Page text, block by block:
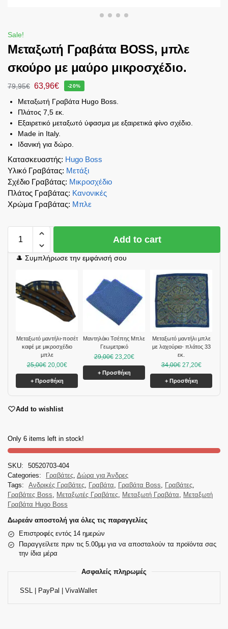
Sale!
Μεταξωτή Γραβάτα BOSS, μπλε
σκούρο με μαύρο μικροσχέδιο.
79,95€ 63,96€ -20%
Μεταξωτή Γραβάτα Hugo Boss.
Πλάτος 7,5 εκ.
Εξαιρετικό μεταξωτό ύφασμα με εξαιρετικά φίνο σχέδιο.
Made in Italy.
Ιδανική για δώρο.
Κατασκευαστής: Hugo Boss
Υλικό Γραβάτας: Μετάξι
Σχέδιο Γραβάτας: Μικροσχέδιο
Πλάτος Γραβάτας: Κανονικές
Χρώμα Γραβάτας: Μπλε
Add to cart
🎩 Συμπλήρωσε την εμφάνισή σου
Μεταξωτό μαντήλι-ποσέτ
καφέ με μικροσχέδιο
μπλε
25,00€ 20,00€
+ Προσθήκη
Μαντηλάκι Τσέπης Μπλε
Γεωμετρικό
29,00€ 23,20€
+ Προσθήκη
Mεταξωτό μαντήλι μπλε
με λαχούρια- πλάτος 33
εκ.
34,00€ 27,20€
+ Προσθήκη
Add to wishlist
Only 6 items left in stock!
SKU:
50520703-404
Categories:
Γραβάτες, Δώρα για Άνδρες
Tags:
Ανδρικές Γραβάτες, Γραβάτα, Γραβάτα Boss, Γραβάτες,
Γραβάτες Boss, Μεταξωτές Γραβάτες, Μεταξωτή Γραβάτα, Μεταξωτή
Γραβάτα Hugo Boss
Δωρεάν αποστολή για όλες τις παραγγελίες
Επιστροφές εντός 14 ημερών
Παραγγείλετε πριν τις 5.00μμ για να αποσταλούν τα προϊόντα σας
την ίδια μέρα
Ασφαλείς πληρωμές
SSL | PayPal | VivaWalleτ